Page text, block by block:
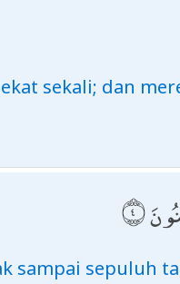
sekali; dan
sampai sepuluh